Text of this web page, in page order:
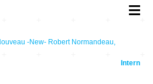
-New- Robert Normandeau,
Intern